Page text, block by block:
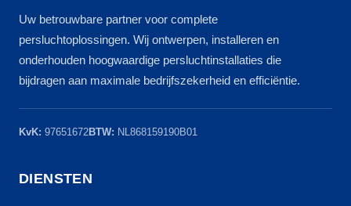
Uw betrouwbare partner voor complete
persluchtoplossingen. Wij ontwerpen, installeren en
onderhouden hoogwaardige persluchtinstallaties die
bijdragen aan maximale bedrijfszekerheid en efficiëntie.
KvK: 97651672BTW: NL868159190B01
DIENSTEN